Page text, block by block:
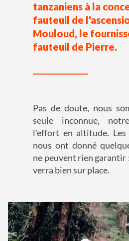
tanzaniens à la
fauteuil de
Mouloud, le
fauteuil de Pierre.
Pas de doute, nous
seule inconnue,
l'effort en altitude. Les
nous ont donné
ne peuvent rien garantir
verra bien sur place.